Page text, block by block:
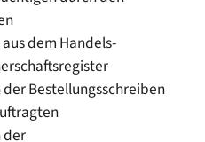
dem Handels-
Bestellungsschreiben
der